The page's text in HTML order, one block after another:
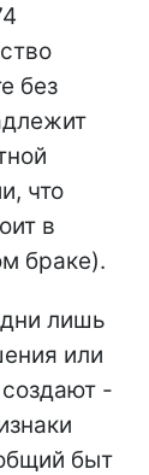
без
что
в
браке).
лишь
или
-
быт